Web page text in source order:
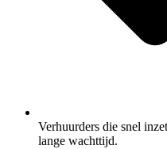
Verhuurders die snel
lange wachttijd.